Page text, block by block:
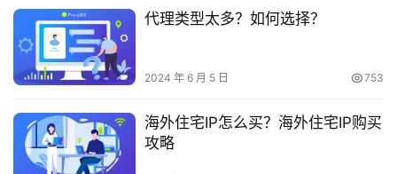
代理类型太多？如何选择？
2024 年 6 月 5 日 753
海外住宅IP怎么买？海外住宅IP购买
攻略